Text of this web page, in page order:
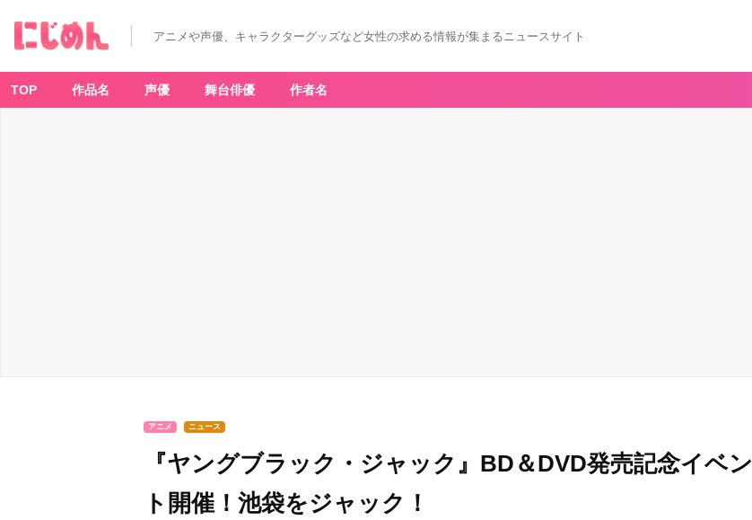
アニメや声優、キャラクターグッズなど女性の求める情報が集まるニュースサイト
TOP 作品名 声優 舞台俳優 作者名
アニメ ニュース
『ヤングブラック・ジャック』BD＆DVD発売記念イベン
ト開催！池袋をジャック！